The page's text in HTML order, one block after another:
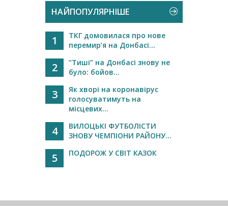
НАЙПОПУЛЯРНІШЕ
1
ТКГ домовилася про нове
перемир’я на Донбасі...
2
“Тиші” на Донбасі знову не
було: бойов...
3
Як хворі на коронавірус
голосуватимуть на
місцевих...
4
ВИЛОЦЬКІ ФУТБОЛІСТИ
ЗНОВУ ЧЕМПІОНИ РАЙОНУ...
5 ПОДОРОЖ У СВІТ КАЗОК